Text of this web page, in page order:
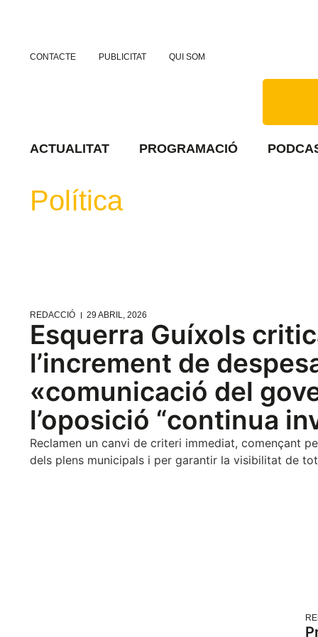
CONTACTE PUBLICITAT QUI SOM
ACTUALITAT PROGRAMACIÓ
Política
REDACCIÓ 29 ABRIL, 2026
Esquerra Guíxols
l’increment de
«comunicació del
l’oposició “continua
Reclamen un canvi de criteri immediat, començant
dels plens municipals i per garantir la visibilitat de